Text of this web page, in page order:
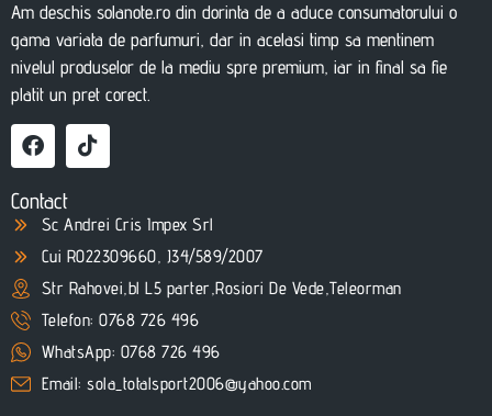
Am deschis solanote.ro din dorinta de a aduce consumatorului o
gama variata de parfumuri, dar in acelasi timp sa mentinem
nivelul produselor de la mediu spre premium, iar in final sa fie
platit un pret corect.
Contact
Sc Andrei Cris Impex Srl
Cui RO22309660, J34/589/2007
Str Rahovei,bl L5 parter,Rosiori De Vede,Teleorman
Telefon: 0768 726 496
WhatsApp: 0768 726 496
Email: sola_totalsport2006@yahoo.com